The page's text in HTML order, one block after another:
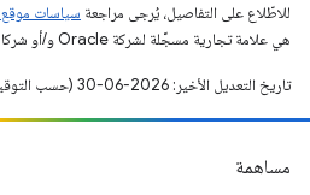
للاطّلاع على التفاصيل، يُرجى مراجعة سياسات موقع Google Developers‏
هي علامة تجارية مسجَّلة لشركة Oracle و/أو شركائها التابعين.
تاريخ التعديل الأخير: 2026-06-30 (حسب التوقيت العالمي المتفَّق عليه)
مساهمة